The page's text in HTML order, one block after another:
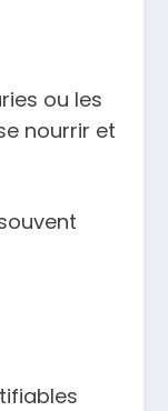
ou les
nourrir et